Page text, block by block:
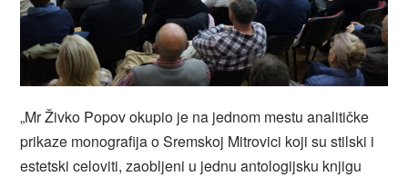
„Mr Živko Popov okupio je na jednom mestu analitičke
prikaze monografija o Sremskoj Mitrovici koji su stilski i
estetski celoviti, zaobljeni u jednu antologijsku knjigu